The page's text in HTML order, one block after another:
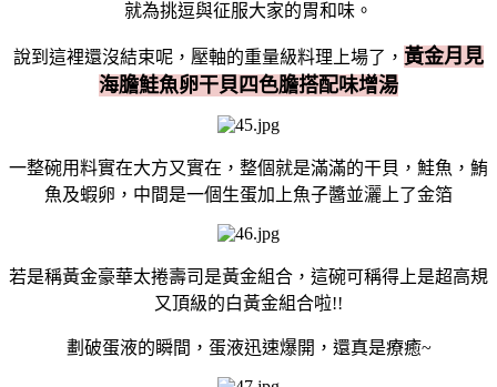
就為挑逗與征服大家的胃和味。
說到這裡還沒結束呢，壓軸的重量級料理上場了， 黃金月見
海膽鮭魚卵干貝四色膽搭配味增湯
一整碗用料實在大方又實在，整個就是滿滿的干貝，鮭魚，鮪
魚及蝦卵，中間是一個生蛋加上魚子醬並灑上了金箔
若是稱黃金豪華太捲壽司是黃金組合，這碗可稱得上是超高規
又頂級的白黃金組合啦!!
劃破蛋液的瞬間，蛋液迅速爆開，還真是療癒~